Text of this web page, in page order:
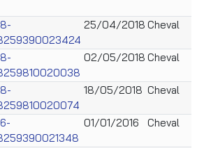
25/04/2018 Cheval
02/05/2018 Cheval
18/05/2018 Cheval
01/01/2016 Cheval